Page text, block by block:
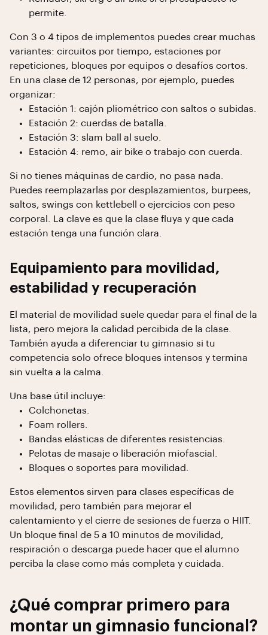
permite.
Con 3 o 4 tipos de implementos puedes crear muchas
variantes: circuitos por tiempo, estaciones por
repeticiones, bloques por equipos o desafíos cortos.
En una clase de 12 personas, por ejemplo, puedes
organizar:
Estación 1: cajón pliométrico con saltos o subidas.
Estación 2: cuerdas de batalla.
Estación 3: slam ball al suelo.
Estación 4: remo, air bike o trabajo con cuerda.
Si no tienes máquinas de cardio, no pasa nada.
Puedes reemplazarlas por desplazamientos, burpees,
saltos, swings con kettlebell o ejercicios con peso
corporal. La clave es que la clase fluya y que cada
estación tenga una función clara.
Equipamiento para movilidad,
estabilidad y recuperación
El material de movilidad suele quedar para el final de la
lista, pero mejora la calidad percibida de la clase.
También ayuda a diferenciar tu gimnasio si tu
competencia solo ofrece bloques intensos y termina
sin vuelta a la calma.
Una base útil incluye:
Colchonetas.
Foam rollers.
Bandas elásticas de diferentes resistencias.
Pelotas de masaje o liberación miofascial.
Bloques o soportes para movilidad.
Estos elementos sirven para clases específicas de
movilidad, pero también para mejorar el
calentamiento y el cierre de sesiones de fuerza o HIIT.
Un bloque final de 5 a 10 minutos de movilidad,
respiración o descarga puede hacer que el alumno
perciba la clase como más completa y cuidada.
¿Qué comprar primero para
montar un gimnasio funcional?